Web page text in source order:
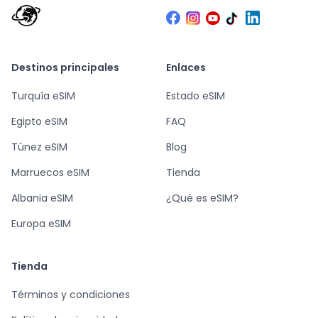
Destinos principales
Turquía eSIM
Egipto eSIM
Túnez eSIM
Marruecos eSIM
Albania eSIM
Europa eSIM
Enlaces
Estado eSIM
FAQ
Blog
Tienda
¿Qué es eSIM?
Tienda
Términos y condiciones